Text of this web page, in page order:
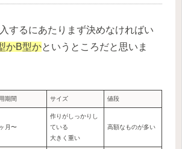
するにあたりまず決めなければい
かB型かというところだと思いま
期間 サイズ 値段
月〜
作りがしっかりし
ている
大きく重い
高額なものが多い